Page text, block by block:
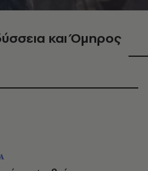
και Όμηρος